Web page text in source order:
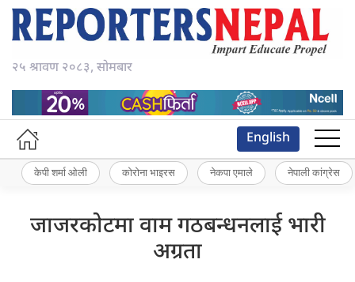
२५ श्रावण २०८३, सोमबार
English
केपी शर्मा ओली कोरोना भाइरस नेकपा एमाले नेपाली कांग्रेस
जाजरकोटमा वाम गठबन्धनलाई भारी
अग्रता